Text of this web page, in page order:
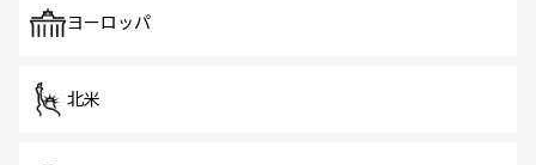
で、ホーカーズは地元の風情を楽しめる外せないスポット
ヨーロッパ
北米